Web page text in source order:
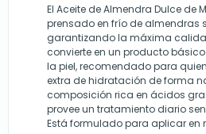
El Aceite de Almendra Dulce de
prensado en frío de almendras
garantizando la máxima
convierte en un producto
la piel, recomendado para
extra de hidratación de forma
composición rica en ácidos
provee un tratamiento diario
Está formulado para aplicar en